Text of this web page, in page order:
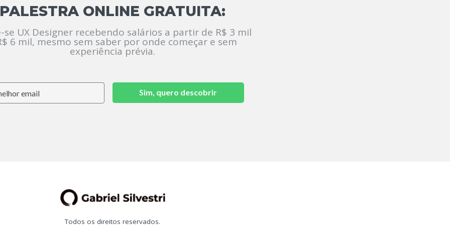
PALESTRA ONLINE GRATUITA:
se UX Designer recebendo salários a partir de R$ 3 mil
6 mil, mesmo sem saber por onde começar e sem
experiência prévia.
Sim, quero descobrir
Todos os direitos reservados.